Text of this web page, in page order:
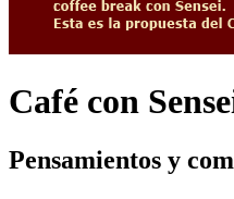
Café con
Pensamientos y